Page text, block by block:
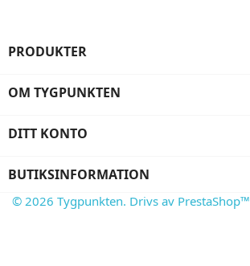
PRODUKTER
OM TYGPUNKTEN
DITT KONTO
BUTIKSINFORMATION
© 2026 Tygpunkten. Drivs av PrestaShop™